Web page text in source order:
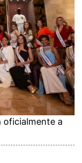
oficialmente a